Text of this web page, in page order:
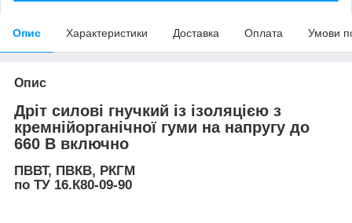
Опис Характеристики Доставка Оплата Умови
Опис
Дріт силові гнучкий із ізоляцією з
кремнійорганічної гуми на напругу до
660 В включно
ПВВТ, ПВКВ, РКГМ
по ТУ 16.К80-09-90